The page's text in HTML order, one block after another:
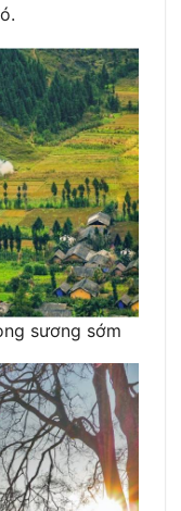
sương sớm